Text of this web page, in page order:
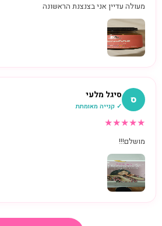
מעולה עדיין אני בצנצנת הראשונה
ס סיגל מלעי
✓ קנייה מאומתת
★
★
★
★
★
מושלם!!!